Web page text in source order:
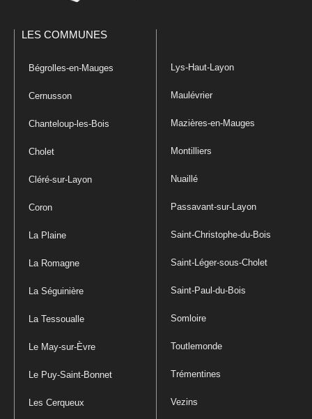
LES COMMUNES
Bégrolles-en-Mauges
Cernusson
Chanteloup-les-Bois
Cholet
Cléré-sur-Layon
Coron
La Plaine
La Romagne
La Séguinière
La Tessoualle
Le May-sur-Èvre
Le Puy-Saint-Bonnet
Les Cerqueux
Lys-Haut-Layon
Maulévrier
Mazières-en-Mauges
Montilliers
Nuaillé
Passavant-sur-Layon
Saint-Christophe-du-Bois
Saint-Léger-sous-Cholet
Saint-Paul-du-Bois
Somloire
Toutlemonde
Trémentines
Vezins